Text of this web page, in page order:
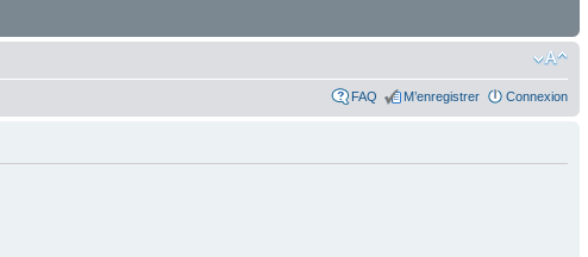
FAQ M’enregistrer Connexion